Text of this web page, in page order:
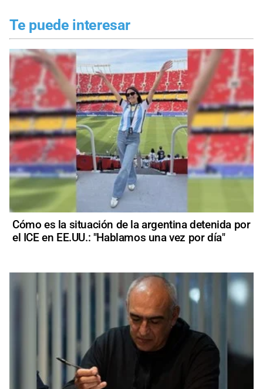
Te puede interesar
Cómo es la situación de la argentina detenida por
el ICE en EE.UU.: "Hablamos una vez por día"